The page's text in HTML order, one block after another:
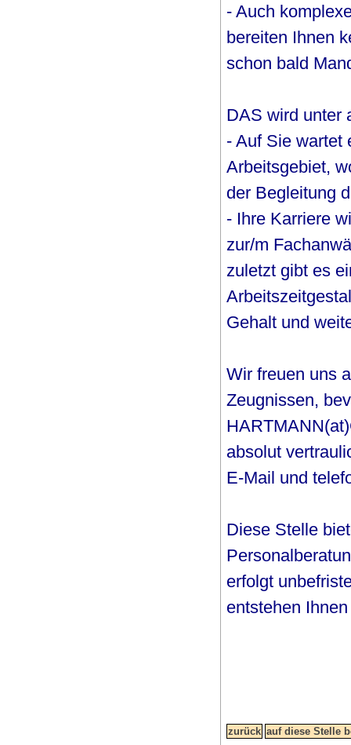
- Auch
bereiten Ihnen
schon bald
DAS wird unter
- Auf Sie wartet
Arbeitsgebiet,
der Begleitung
- Ihre Karriere
zur/m
zuletzt gibt es
Gehalt und
Wir freuen uns
Zeugnissen,
absolut
E-Mail und
Diese Stelle
erfolgt
entstehen